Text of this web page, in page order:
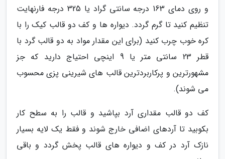
و روی دمای 163 درجه سانتی گراد یا 325 درجه فارنهایت
تنظیم کنید تا گرم گردد. دیواره ها و کف دو قالب کیک را با
کره خوب چرب کنید (برای این مقدار مواد به دو قالب گرد با
قطر 23 سانتی متر یا 9 اینچی احتیاج دارید که جز
مشهورترین و پرکاربردترین قالب های شیرینی پزی محسوب
می شوند).
کف دو قالب مقداری آرد بپاشید و قالب را به سطح کار
بکوبید تا آردهای اضافی خارج شوند و فقط یک لایه بسیار
نازک آرد در کف و دیواره های قالب پخش گردد و باقی